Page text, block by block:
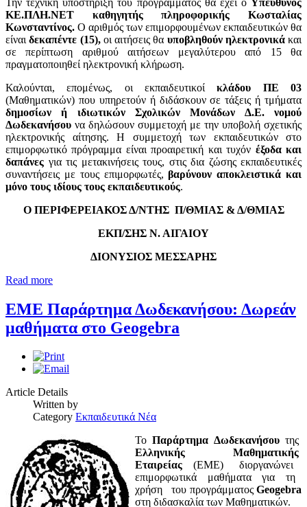
ΚΕ.ΠΛΗ.ΝΕΤ καθηγητής πληροφορικής Κωσταλίας
Κωνσταντίνος. Ο αριθμός των επιμορφουμένων εκπαιδευτικών θα
είναιδεκαπέντε (15), οι αιτήσεις θα υποβληθούν ηλεκτρονικάκαι
σε περίπτωση αριθμού αιτήσεων μεγαλύτερου από 15 θα
πραγματοποιηθεί ηλεκτρονική κλήρωση.
Καλούνται, επομένως, οι εκπαιδευτικοίκλάδου ΠΕ 03
(Μαθηματικών) που υπηρετούν ή διδάσκουν σε τάξεις ή τμήματα
δημοσίων ή ιδιωτικών Σχολικών Μονάδων Δ.Ε. νομού
Δωδεκανήσου να δηλώσουν συμμετοχή με την υποβολή σχετικής
ηλεκτρονικής αίτησης. Η συμμετοχή των εκπαιδευτικών στο
επιμορφωτικό πρόγραμμα είναι προαιρετική και τυχόν έξοδα και
δαπάνες για τις μετακινήσεις τους, στις δια ζώσης εκπαιδευτικές
συναντήσεις με τους επιμορφωτές,βαρύνουν αποκλειστικά και
μόνο τους ιδίους τους εκπαιδευτικούς.
Ο ΠΕΡΙΦΕΡΕΙΑΚΟΣ Δ/ΝΤΗΣ Π/ΘΜΙΑΣ & Δ/ΘΜΙΑΣ
ΕΚΠ/ΣΗΣ Ν. ΑΙΓΑΙΟΥ
ΔΙΟΝΥΣΙΟΣ ΜΕΣΣΑΡΗΣ
Read more
ΕΜΕ Παράρτημα Δωδεκανήσου: Δωρεάν
μαθήματα στο Geogebra
Article Details
Written by
Category Εκπαιδευτικά Νέα
ΤοΠαράρτημα Δωδεκανήσουτης
Ελληνικής Μαθηματικής
Εταιρείας (ΕΜΕ) διοργανώνει
επιμορφωτικά μαθήματα για τη
χρήση του προγράμματος Geogebra
στη διδασκαλία των Μαθηματικών.